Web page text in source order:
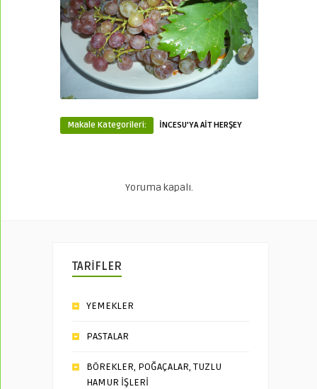
Makale Kategorileri: İNCESU'YA AİT HERŞEY
Yoruma kapalı.
TARİFLER
YEMEKLER
PASTALAR
BÖREKLER, POĞAÇALAR, TUZLU
HAMUR İŞLERİ